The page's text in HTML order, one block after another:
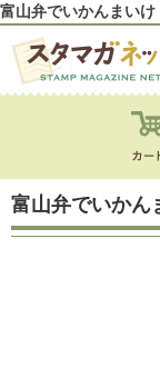
富山弁でいかんまい
富山弁でいかん